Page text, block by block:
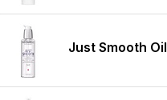
Just Smooth Oil